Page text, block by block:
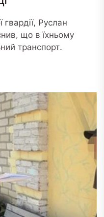
Руслан
що в їхньому
транспорт.